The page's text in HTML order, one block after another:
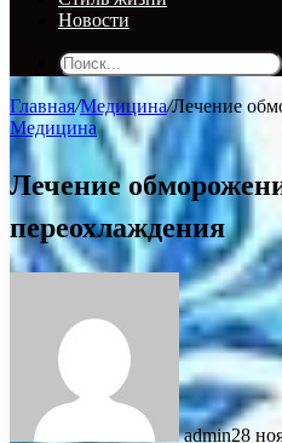
Новости
Главная/Медицина/Лечение
Медицина
Лечение
переохлаждения
admin28